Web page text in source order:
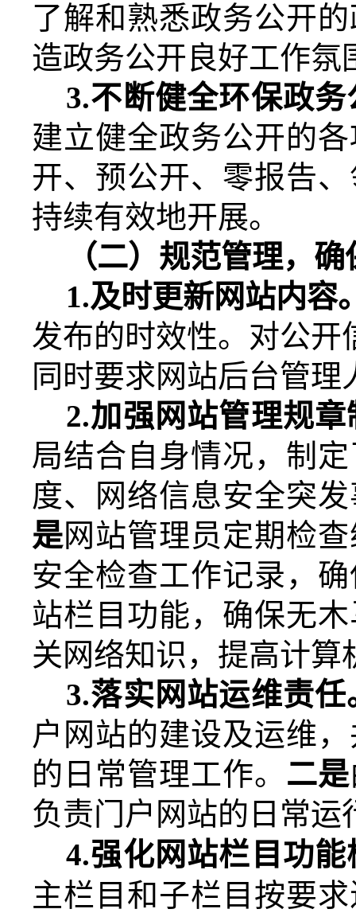
了解和熟悉政务公开
造政务公开良好工作氛
3.不断健全环保政务
建立健全政务公开的
开、预公开、零报告
持续有效地开展。
（二）规范管理，
1.及时更新网站内容
发布的时效性。对公开
同时要求网站后台管
2.加强网站管理规
局结合自身情况，制
度、网络信息安全突
是网站管理员定期检
安全检查工作记录，
站栏目功能，确保无
关网络知识，提高计
3.落实网站运维责任
户网站的建设及运维
的日常管理工作。 二是
负责门户网站的日常运
4.强化网站栏目功
主栏目 和子栏目 按要